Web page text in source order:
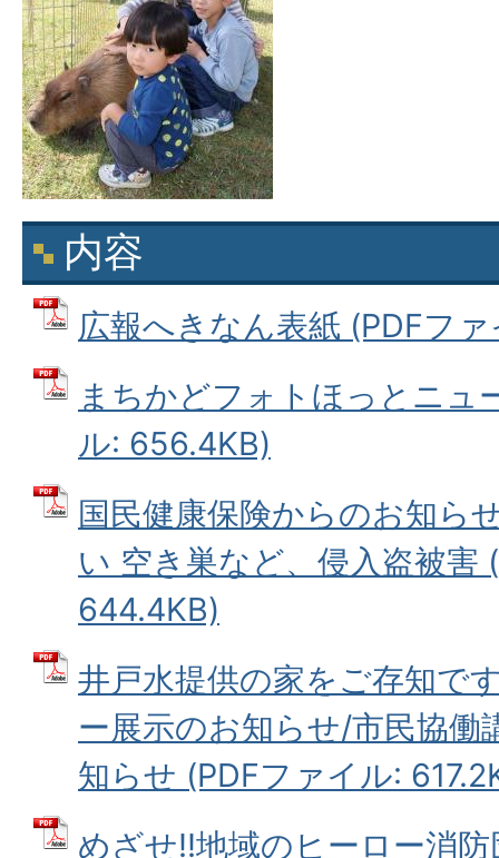
内容
広報へきなん表紙 (PDFフ
まちかどフォトほっとニュ
ル: 656.4KB)
国民健康保険からのお知ら
い 空き巣など、侵入盗被害
644.4KB)
井戸水提供の家をご存知で
ー展示のお知らせ/市民協働
知らせ (PDFファイル:
めざせ!!地域のヒーロー消